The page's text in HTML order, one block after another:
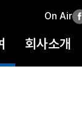
회사소개
On Air페